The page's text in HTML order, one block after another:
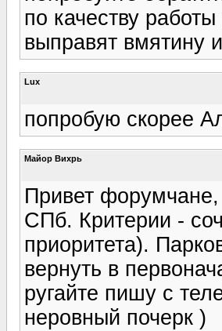
по качеству
выправят вмятину
Lux
попробую скорее
Майор Вихрь
Привет форумчане,
СПб. Критерии -
приоритета).
вернуть в
ругайте пишу с
неровный почерк )